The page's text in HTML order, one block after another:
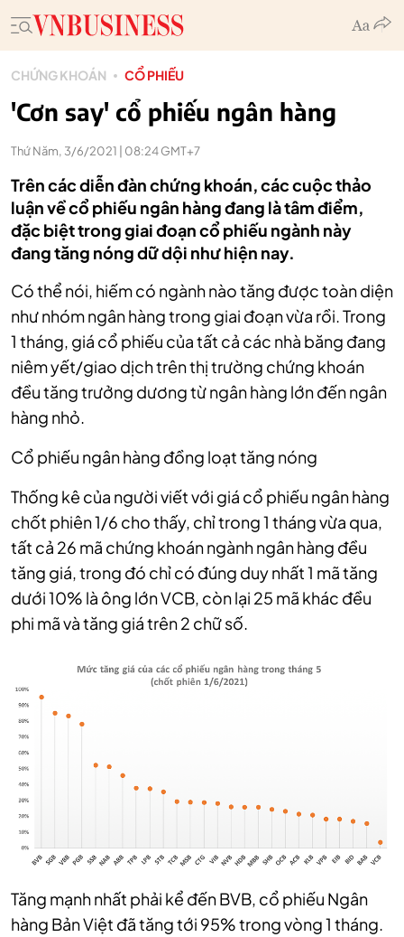
CHỨNG KHOÁN CỔ PHIẾU
'Cơn say' cổ phiếu ngân hàng
Thứ Năm, 3/6/2021 | 08:24 GMT+7
Trên các diễn đàn chứng khoán, các cuộc thảo
luận về cổ phiếu ngân hàng đang là tâm điểm,
đặc biệt trong giai đoạn cổ phiếu ngành này
đang tăng nóng dữ dội như hiện nay.
Có thể nói, hiếm có ngành nào tăng được toàn diện
như nhóm ngân hàng trong giai đoạn vừa rồi. Trong
1 tháng, giá cổ phiếu của tất cả các nhà băng đang
niêm yết/giao dịch trên thị trường chứng khoán
đều tăng trưởng dương từ ngân hàng lớn đến ngân
hàng nhỏ.
Cổ phiếu ngân hàng đồng loạt tăng nóng
Thống kê của người viết với giá cổ phiếu ngân hàng
chốt phiên 1/6 cho thấy, chỉ trong 1 tháng vừa qua,
tất cả 26 mã chứng khoán ngành ngân hàng đều
tăng giá, trong đó chỉ có đúng duy nhất 1 mã tăng
dưới 10% là ông lớn VCB, còn lại 25 mã khác đều
phi mã và tăng giá trên 2 chữ số.
Tăng mạnh nhất phải kể đến BVB, cổ phiếu Ngân
hàng Bản Việt đã tăng tới 95% trong vòng 1 tháng.